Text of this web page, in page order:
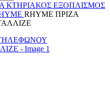
ΚΤΗΡΙΑΚΌΣ ΕΞΟΠΛΙΣΜΌΣ
RHYME ΠΡΙΖΑ